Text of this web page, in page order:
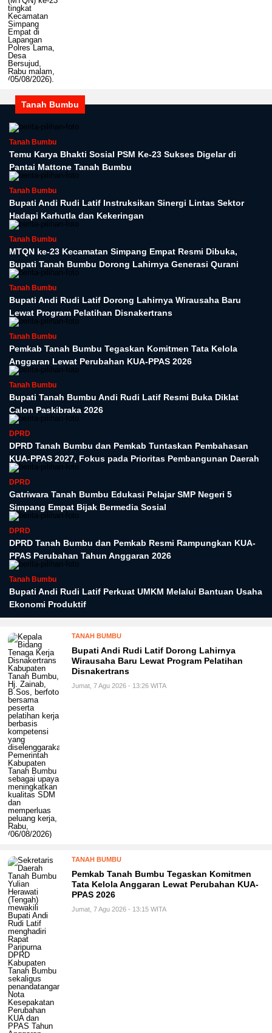
Tanah Bumbu
Tanah Bumbu
Temu Karya Bhakti Sosial PSM Ke-23 Sukses Digelar di
Pantai Mattone Tanah Bumbu
Tanah Bumbu
Bupati Andi Rudi Latif Instruksikan Sinergi Lintas Sektor
Hadapi Karhutla dan Kekeringan
Tanah Bumbu
MTQN ke-23 Kecamatan Simpang Empat Resmi Dibuka,
Bupati Tanah Bumbu Dorong Lahirnya Generasi Qurani
Tanah Bumbu
Bupati Andi Rudi Latif Dorong Lahirnya Wirausaha Baru
Lewat Program Pelatihan Disnakertrans
Tanah Bumbu
Pemkab Tanah Bumbu Tegaskan Komitmen Tata Kelola
Anggaran Lewat Perubahan KUA-PPAS 2026
Tanah Bumbu
Bupati Tanah Bumbu Andi Rudi Latif Resmi Buka Diklat
Calon Paskibraka 2026
DPRD
DPRD Tanah Bumbu dan Pemkab Tuntaskan Pembahasan
KUA-PPAS 2027, Fokus pada Prioritas Pembangunan Daerah
DPRD
Gatriwara Tanah Bumbu Edukasi Pelajar SMP Negeri 5
Simpang Empat Bijak Bermedia Sosial
DPRD
DPRD Tanah Bumbu dan Pemkab Resmi Rampungkan KUA-
PPAS Perubahan Tahun Anggaran 2026
Tanah Bumbu
Bupati Andi Rudi Latif Perkuat UMKM Melalui Bantuan Usaha
Ekonomi Produktif
TANAH BUMBU
Bupati Andi Rudi Latif Dorong Lahirnya
Wirausaha Baru Lewat Program Pelatihan
Disnakertrans
Jumat, 7 Agu 2026 - 13:26 WITA
TANAH BUMBU
Pemkab Tanah Bumbu Tegaskan Komitmen
Tata Kelola Anggaran Lewat Perubahan KUA-
PPAS 2026
Jumat, 7 Agu 2026 - 13:15 WITA